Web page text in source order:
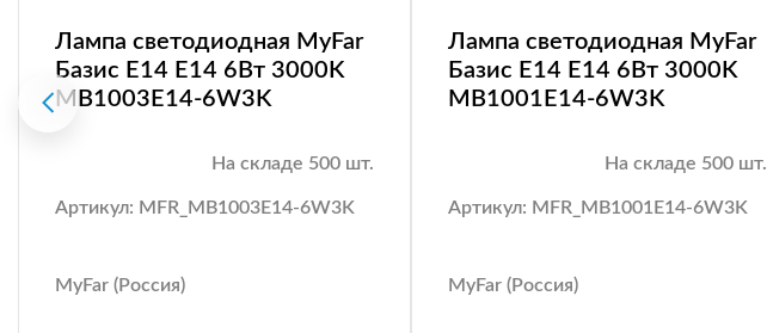
Лампа светодиодная MyFar
Базис E14 E14 6Вт 3000K
MB1003E14-6W3K
На складе 500 шт.
Артикул: MFR_MB1003E14-6W3K
MyFar (Россия)
Лампа светодиодная MyFar
Базис E14 E14 6Вт 3000K
MB1001E14-6W3K
На складе 500 шт.
Артикул: MFR_MB1001E14-6W3K
MyFar (Россия)